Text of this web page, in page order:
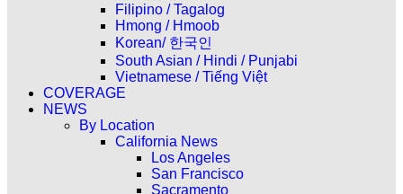
Filipino / Tagalog
Hmong / Hmoob
Korean/ 한국인
South Asian / Hindi / Punjabi
Vietnamese / Tiếng Việt
COVERAGE
NEWS
By Location
California News
Los Angeles
San Francisco
Sacramento